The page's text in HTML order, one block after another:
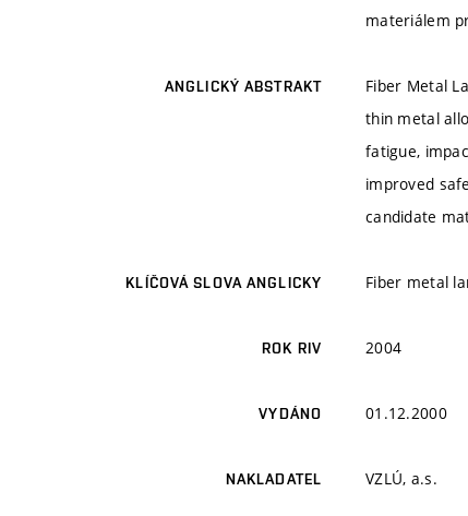
materiálem
ANGLICKÝ ABSTRAKT
Fiber Metal
thin metal
fatigue,
improved
candidate
KLÍČOVÁ SLOVA ANGLICKY Fiber metal
ROK RIV 2004
VYDÁNO 01.12.2000
NAKLADATEL VZLÚ, a.s.